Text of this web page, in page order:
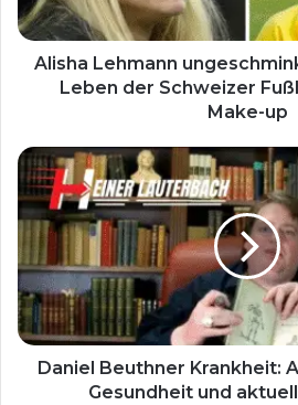
Alisha Lehmann
Leben der Schweizer
Make-up
Daniel Beuthner Krankheit:
Gesundheit und